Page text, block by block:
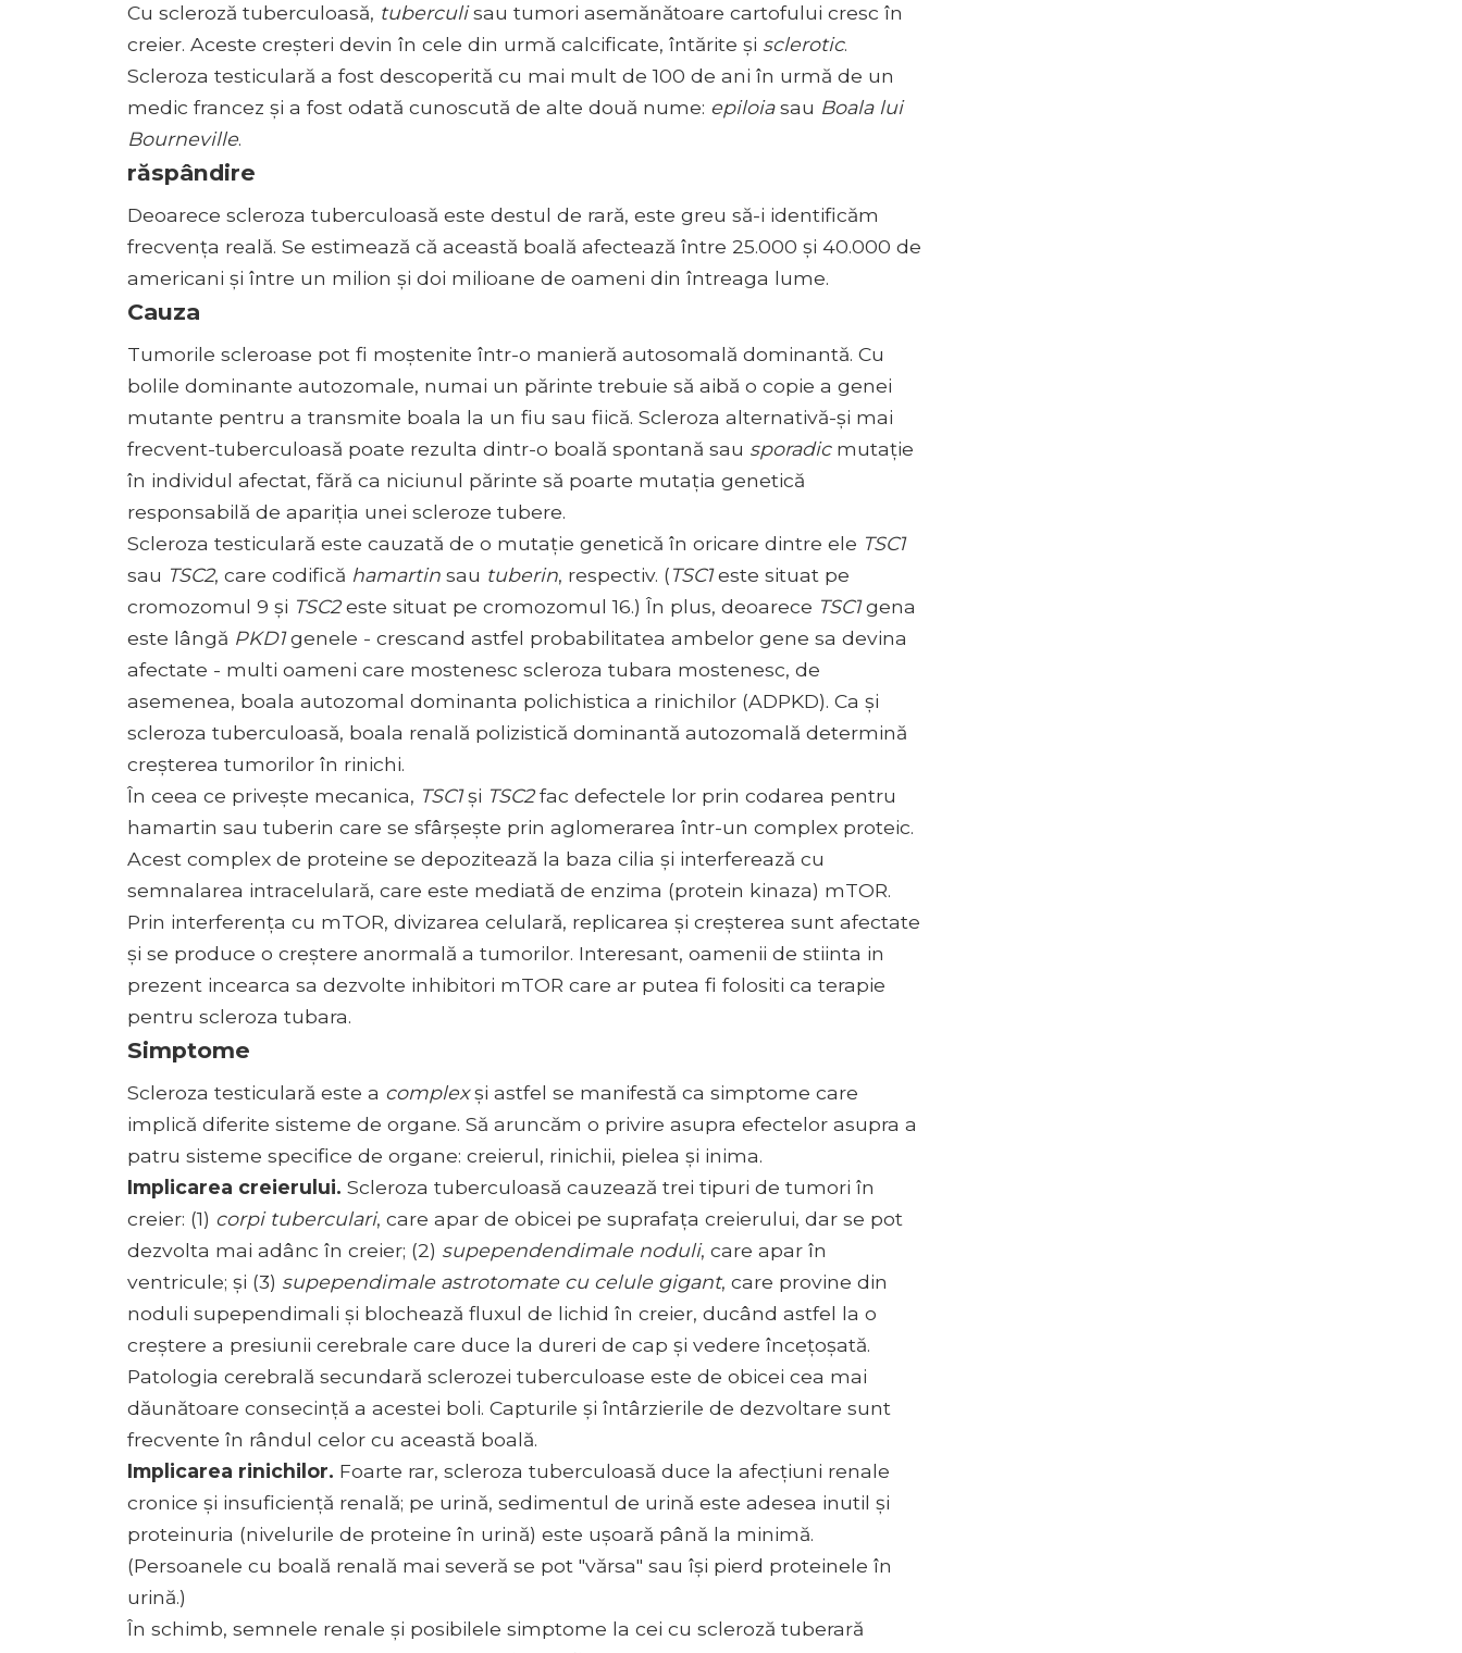
Cu scleroză tuberculoasă, tuberculisau tumori asemănătoare cartofului cresc în
creier. Aceste creșteri devin în cele din urmă calcificate, întărite și sclerotic.
Scleroza testiculară a fost descoperită cu mai mult de 100 de ani în urmă de un
medic francez și a fost odată cunoscută de alte două nume: epiloiasau Boala lui
Bourneville.
răspândire
Deoarece scleroza tuberculoasă este destul de rară, este greu să-i identificăm
frecvența reală. Se estimează că această boală afectează între 25.000 și 40.000 de
americani și între un milion și doi milioane de oameni din întreaga lume.
Cauza
Tumorile scleroase pot fi moștenite într-o manieră autosomală dominantă. Cu
bolile dominante autozomale, numai un părinte trebuie să aibă o copie a genei
mutante pentru a transmite boala la un fiu sau fiică. Scleroza alternativă-și mai
frecvent-tuberculoasă poate rezulta dintr-o boală spontană sau sporadicmutație
în individul afectat, fără ca niciunul părinte să poarte mutația genetică
responsabilă de apariția unei scleroze tubere.
Scleroza testiculară este cauzată de o mutație genetică în oricare dintre ele TSC1
sau TSC2, care codifică hamartin sau tuberin, respectiv. (TSC1este situat pe
cromozomul 9 și TSC2este situat pe cromozomul 16.) În plus, deoarece TSC1gena
este lângă PKD1genele - crescand astfel probabilitatea ambelor gene sa devina
afectate - multi oameni care mostenesc scleroza tubara mostenesc, de
asemenea, boala autozomal dominanta polichistica a rinichilor (ADPKD). Ca și
scleroza tuberculoasă, boala renală polizistică dominantă autozomală determină
creșterea tumorilor în rinichi.
În ceea ce privește mecanica, TSC1și TSC2fac defectele lor prin codarea pentru
hamartin sau tuberin care se sfârșește prin aglomerarea într-un complex proteic.
Acest complex de proteine ​​se depozitează la baza cilia și interferează cu
semnalarea intracelulară, care este mediată de enzima (protein kinaza) mTOR.
Prin interferența cu mTOR, divizarea celulară, replicarea și creșterea sunt afectate
și se produce o creștere anormală a tumorilor. Interesant, oamenii de stiinta in
prezent incearca sa dezvolte inhibitori mTOR care ar putea fi folositi ca terapie
pentru scleroza tubara.
Simptome
Scleroza testiculară este a complexși astfel se manifestă ca simptome care
implică diferite sisteme de organe. Să aruncăm o privire asupra efectelor asupra a
patru sisteme specifice de organe: creierul, rinichii, pielea și inima.
Implicarea creierului. Scleroza tuberculoasă cauzează trei tipuri de tumori în
creier: (1) corpi tuberculari, care apar de obicei pe suprafața creierului, dar se pot
dezvolta mai adânc în creier; (2) supependendimale noduli, care apar în
ventricule; și (3) supependimale astrotomate cu celule gigant, care provine din
noduli supependimali și blochează fluxul de lichid în creier, ducând astfel la o
creștere a presiunii cerebrale care duce la dureri de cap și vedere încețoșată.
Patologia cerebrală secundară sclerozei tuberculoase este de obicei cea mai
dăunătoare consecință a acestei boli. Capturile și întârzierile de dezvoltare sunt
frecvente în rândul celor cu această boală.
Implicarea rinichilor. Foarte rar, scleroza tuberculoasă duce la afecțiuni renale
cronice și insuficiență renală; pe urină, sedimentul de urină este adesea inutil și
proteinuria (nivelurile de proteine ​​în urină) este ușoară până la minimă.
(Persoanele cu boală renală mai severă se pot "vărsa" sau își pierd proteinele în
urină.)
În schimb, semnele renale și posibilele simptome la cei cu scleroză tuberară